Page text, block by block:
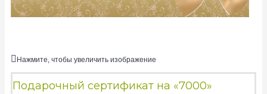
Нажмите, чтобы увеличить изображение
Подарочный сертификат на «7000»